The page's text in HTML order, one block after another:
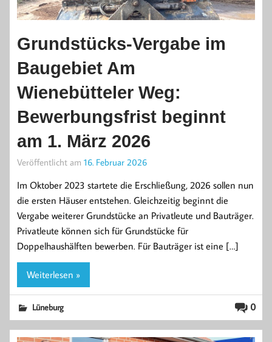
Grundstücks-Vergabe im
Baugebiet Am
Wienebütteler Weg:
Bewerbungsfrist beginnt
am 1. März 2026
Veröffentlicht am 16. Februar 2026
Im Oktober 2023 startete die Erschließung, 2026 sollen nun
die ersten Häuser entstehen. Gleichzeitig beginnt die
Vergabe weiterer Grundstücke an Privatleute und Bauträger.
Privatleute können sich für Grundstücke für
Doppelhaushälften bewerben. Für Bauträger ist eine […]
Weiterlesen »
0
Lüneburg